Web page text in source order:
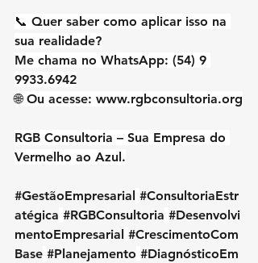
📞 Quer saber como aplicar isso na
sua realidade?
Me chama no WhatsApp: (54) 9
9933.6942
🌐 Ou acesse: www.rgbconsultoria.org
RGB Consultoria – Sua Empresa do
Vermelho ao Azul.
#GestãoEmpresarial #ConsultoriaEstr
atégica #RGBConsultoria #Desenvolvi
mentoEmpresarial #CrescimentoCom
Base #Planejamento #DiagnósticoEm